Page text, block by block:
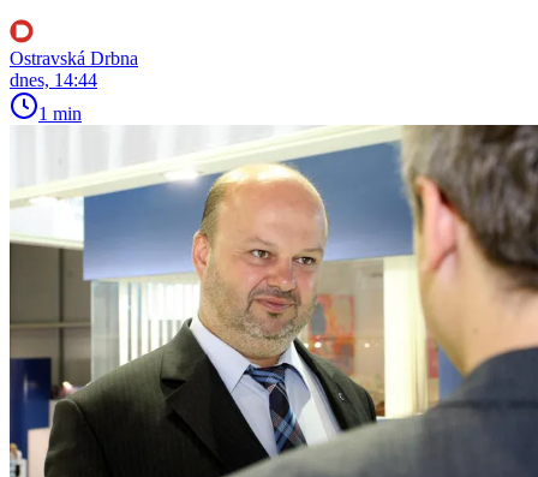
Ostravská Drbna
dnes, 14:44
1 min